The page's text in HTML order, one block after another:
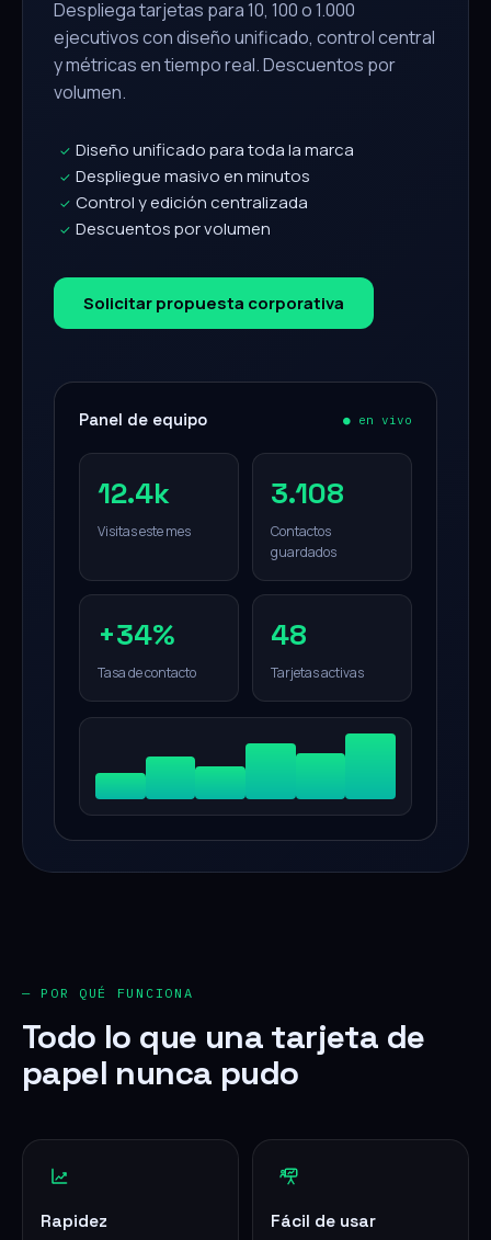
Despliega tarjetas para 10, 100 o 1.000
ejecutivos con diseño unificado, control central
y métricas en tiempo real. Descuentos por
volumen.
✓ Diseño unificado para toda la marca
✓ Despliegue masivo en minutos
✓ Control y edición centralizada
✓ Descuentos por volumen
Solicitar propuesta corporativa
Panel de equipo ● en vivo
12.4k
Visitas este mes
3.108
Contactos
guardados
+34%
Tasa de contacto
48
Tarjetas activas
— POR QUÉ FUNCIONA
Todo lo que una tarjeta de
papel nunca pudo
Rapidez Fácil de usar